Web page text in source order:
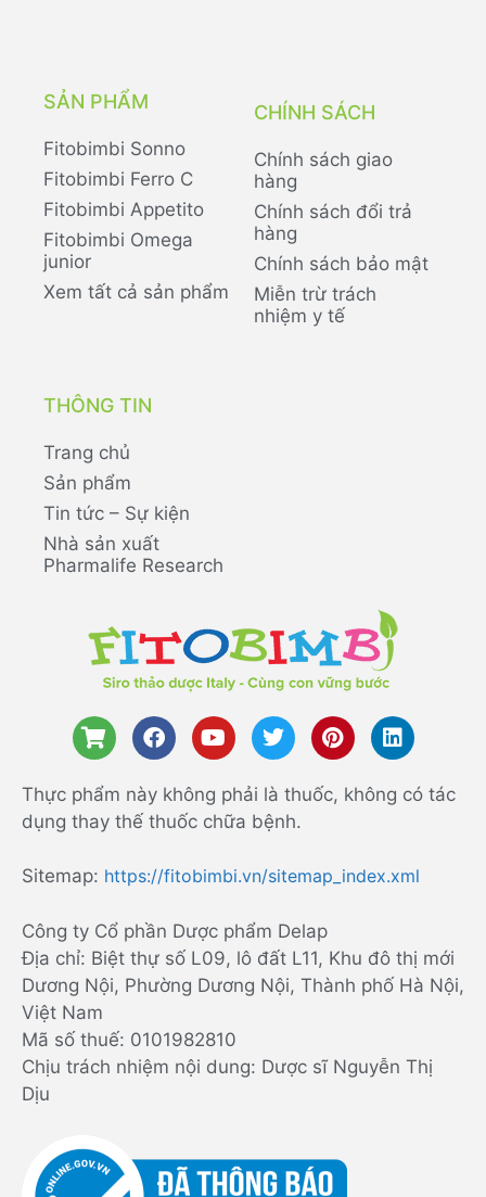
SẢN PHẨM
Fitobimbi Sonno
Fitobimbi Ferro C
Fitobimbi Appetito
Fitobimbi Omega
junior
Xem tất cả sản phẩm
CHÍNH SÁCH
Chính sách giao
hàng
Chính sách đổi trả
hàng
Chính sách bảo mật
Miễn trừ trách
nhiệm y tế
THÔNG TIN
Trang chủ
Sản phẩm
Tin tức – Sự kiện
Nhà sản xuất
Pharmalife Research
Thực phẩm này không phải là thuốc, không có tác
dụng thay thế thuốc chữa bệnh.
Sitemap: https://fitobimbi.vn/sitemap_index.xml
Công ty Cổ phần Dược phẩm Delap
Địa chỉ: Biệt thự số L09, lô đất L11, Khu đô thị mới
Dương Nội, Phường Dương Nội, Thành phố Hà Nội,
Việt Nam
Mã số thuế: 0101982810
Chịu trách nhiệm nội dung: Dược sĩ Nguyễn Thị
Dịu